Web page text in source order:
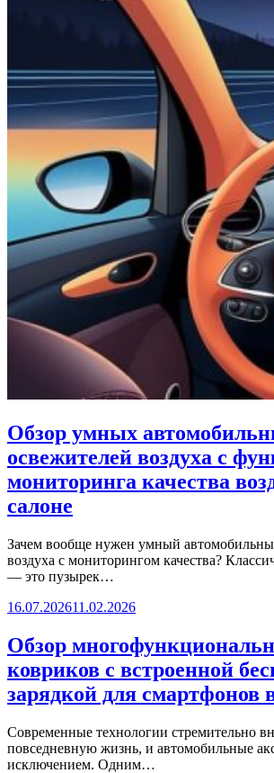
Обзор умных
освежителей воздуха с
мониторинга качества
салоне
Зачем вообще нужен умный
воздуха с мониторингом качества?
— это пузырек…
16.07.202611.02.2026
Обзор
ковриков с встроенной
зарядкой для смартфонов
Современные технологии стремительно
повседневную жизнь, и автомобильные
исключением. Одним…